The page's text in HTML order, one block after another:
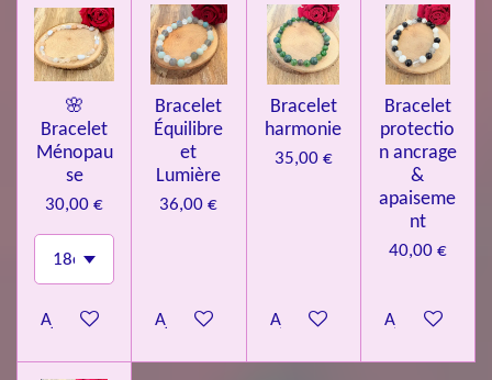
🌸
Bracelet
Ménopau
se
30,00 €
Ajouter au panier
Bracelet
Équilibre
et
Lumière
36,00 €
Ajouter au panier
Bracelet
harmonie
35,00 €
Ajouter au panier
Bracelet
protectio
n ancrage
&
apaiseme
nt
40,00 €
Ajouter au